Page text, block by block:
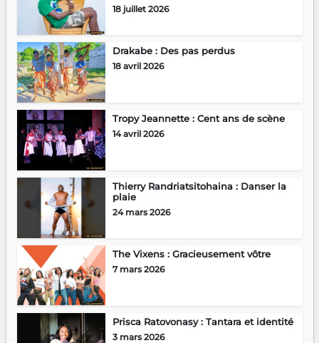
18 juillet 2026
Drakabe : Des pas perdus
18 avril 2026
Tropy Jeannette : Cent ans de scène
14 avril 2026
Thierry Randriatsitohaina : Danser la
plaie
24 mars 2026
The Vixens : Gracieusement vôtre
7 mars 2026
Prisca Ratovonasy : Tantara et identité
3 mars 2026